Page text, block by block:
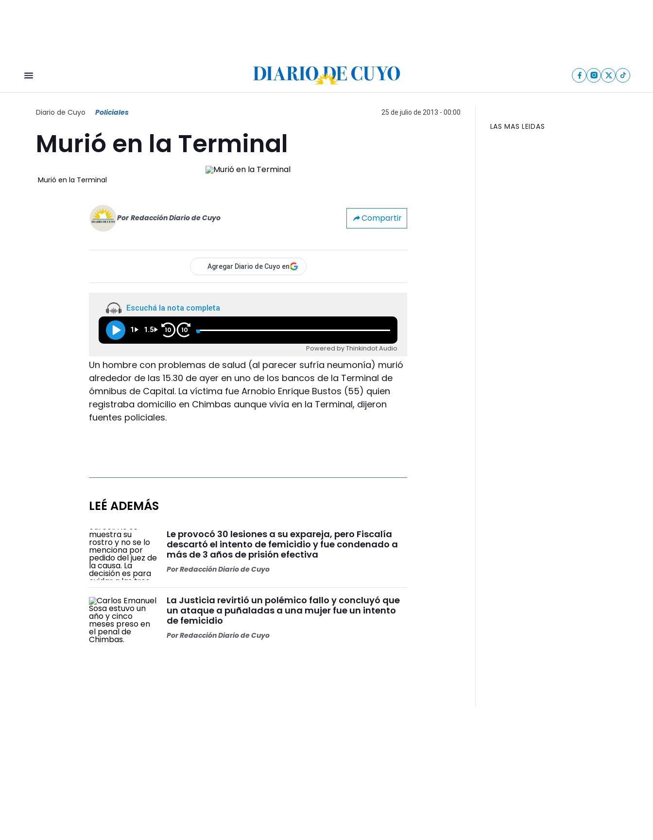
Diario de Cuyo Policiales 25 de julio de 2013 - 00:00
Murió en la Terminal
Murió en la Terminal
Por Redacción Diario de Cuyo Compartir
Agregar Diario de Cuyo en
Escuchá la nota completa
1 1.5 10 10
Powered by Thinkindot Audio
Un hombre con problemas de salud (al parecer sufría neumonía) murió
alrededor de las 15.30 de ayer en uno de los bancos de la Terminal de
ómnibus de Capital. La víctima fue Arnobio Enrique Bustos (55) quien
registraba domicilio en Chimbas aunque vivía en la Terminal, dijeron
fuentes policiales.
LEÉ ADEMÁS
Le provocó 30 lesiones a su expareja, pero Fiscalía
descartó el intento de femicidio y fue condenado a
más de 3 años de prisión efectiva
PorRedacción Diario de Cuyo
La Justicia revirtió un polémico fallo y concluyó que
un ataque a puñaladas a una mujer fue un intento
de femicidio
PorRedacción Diario de Cuyo
LAS MAS LEIDAS